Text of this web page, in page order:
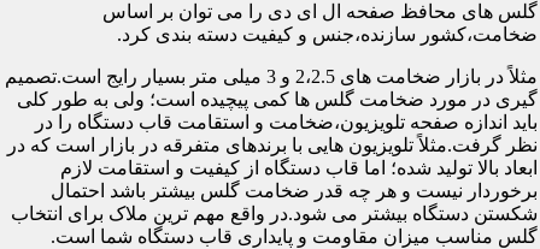
گلس های محافظ صفحه ال ای دی را می توان بر اساس
ضخامت،کشور سازنده،جنس و کیفیت دسته بندی کرد.
مثلاً در بازار ضخامت های 2،2.5 و 3 میلی متر بسیار رایج است.تصمیم
گیری در مورد ضخامت گلس ها کمی پیچیده است؛ ولی به طور کلی
باید اندازه صفحه تلویزیون،ضخامت و استقامت قاب دستگاه را در
نظر گرفت.مثلاً تلویزیون هایی با برندهای متفرقه در بازار است که در
ابعاد بالا تولید شده؛ اما قاب دستگاه از کیفیت و استقامت لازم
برخوردار نیست و هر چه قدر ضخامت گلس بیشتر باشد احتمال
شکستن دستگاه بیشتر می شود.در واقع مهم ترین ملاک برای انتخاب
گلس مناسب میزان مقاومت و پایداری قاب دستگاه شما است.